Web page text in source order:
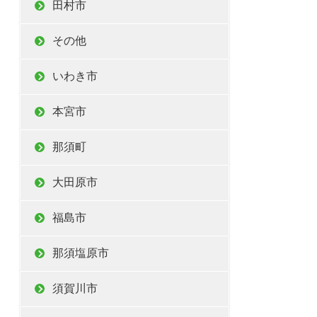
田村市
その他
いわき市
本宮市
那須町
大田原市
福島市
那須塩原市
須賀川市